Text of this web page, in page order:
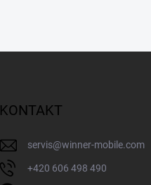
KONTAKT
servis@winner-mobile.com
+420 606 498 490